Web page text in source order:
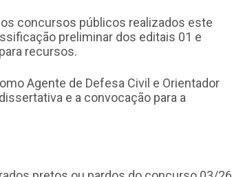
concursos públicos realizados este
preliminar dos editais 01 e
recursos.
Agente de Defesa Civil e Orientador
e a convocação para a